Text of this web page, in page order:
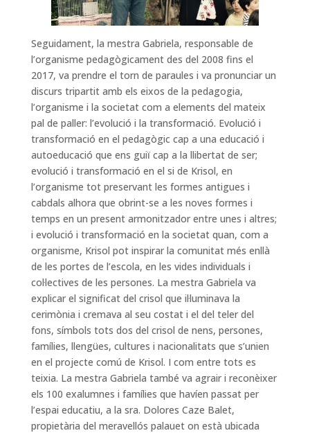
Seguidament, la mestra Gabriela, responsable de
l’organisme pedagògicament des del 2008 fins el
2017, va prendre el torn de paraules i va pronunciar un
discurs tripartit amb els eixos de la pedagogia,
l’organisme i la societat com a elements del mateix
pal de paller: l’evolució i la transformació. Evolució i
transformació en el pedagògic cap a una educació i
autoeducació que ens guiï cap a la llibertat de ser;
evolució i transformació en el si de Krisol, en
l’organisme tot preservant les formes antigues i
cabdals alhora que obrint-se a les noves formes i
temps en un present armonitzador entre unes i altres;
i evolució i transformació en la societat quan, com a
organisme, Krisol pot inspirar la comunitat més enllà
de les portes de l’escola, en les vides individuals i
col·lectives de les persones. La mestra Gabriela va
explicar el significat del crisol que il·luminava la
cerimònia i cremava al seu costat i el del teler del
fons, símbols tots dos del crisol de nens, persones,
famílies, llengües, cultures i nacionalitats que s’unien
en el projecte comú de Krisol. I com entre tots es
teixia. La mestra Gabriela també va agrair i reconèixer
els 100 exalumnes i famílies que havíen passat per
l’espai educatiu, a la sra. Dolores Caze Balet,
propietària del meravellós palauet on està ubicada